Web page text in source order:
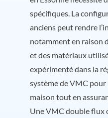
spécifiques. La
anciens peut rendre
notamment en raison
et des matériaux
expérimenté dans la
système de VMC pour
maison tout en
Une VMC double flux